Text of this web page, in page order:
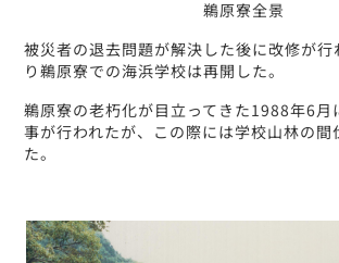
鵜原寮全景
被災者の退去問題が解決した後に改修が行
り鵜原寮での海浜学校は再開した。
鵜原寮の老朽化が目立ってきた1988年6月
事が行われたが、この際には学校山林の間
た。